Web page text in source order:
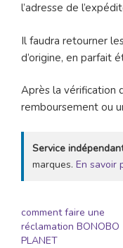
l’adresse de
Il faudra retourner
d’origine, en parfait
Après la vérification
remboursement ou
Service
marques. En savoir
comment faire une
réclamation BONOBO
PLANET